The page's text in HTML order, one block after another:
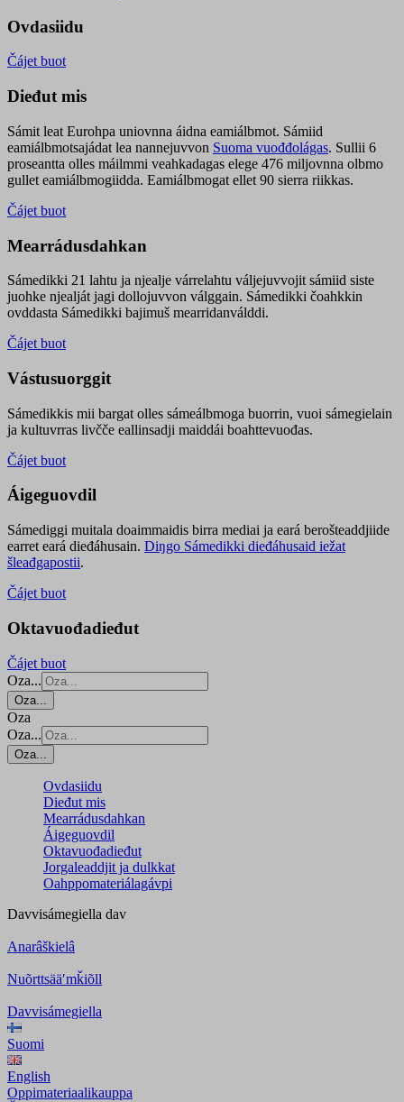
Ovdasiidu
Čájet buot
Dieđut mis
Sámit leat Eurohpa uniovnna áidna eamiálbmot. Sámiid
eamiálbmotsajádat lea nannejuvvon Suoma vuođđolágas. Sullii 6
proseantta olles máilmmi veahkadagas elege 476 miljovnna olbmo
gullet eamiálbmogiidda. Eamiálbmogat ellet 90 sierra riikkas.
Čájet buot
Mearrádusdahkan
Sámedikki 21 lahtu ja njealje várrelahtu váljejuvvojit sámiid siste
juohke njealját jagi dollojuvvon válggain. Sámedikki čoahkkin
ovddasta Sámedikki bajimuš mearridanválddi.
Čájet buot
Vástusuorggit
Sámedikkis mii bargat olles sámeálbmoga buorrin, vuoi sámegielain
ja kultuvrras livčče eallinsadji maiddái boahttevuođas.
Čájet buot
Áigeguovdil
Sámediggi muitala doaimmaidis birra mediai ja eará berošteaddjiide
earret eará dieđáhusain. Diŋgo Sámedikki dieđáhusaid iežat
šleađgapostii.
Čájet buot
Oktavuođadieđut
Čájet buot
Oza...
Oza...
Oza
Oza...
Oza...
Ovdasiidu
Dieđut mis
Mearrádusdahkan
Áigeguovdil
Oktavuođadieđut
Jorgaleaddjit ja dulkkat
Oahppomateriálagávpi
Davvisámegiella dav
Anarâškielâ
Nuõrttsääʹmǩiõll
Davvisámegiella
Suomi
English
Oppimateriaalikauppa